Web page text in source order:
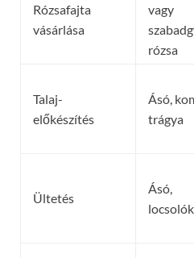
Rózsafajta
vásárlása
vagy
rózsa
Talaj-
előkészítés
Ásó,
trágya
Ültetés
Ásó,